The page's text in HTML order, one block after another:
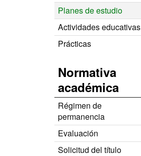
Planes de estudio
Actividades educativas
Prácticas
Normativa
académica
Régimen de
permanencia
Evaluación
Solicitud del título